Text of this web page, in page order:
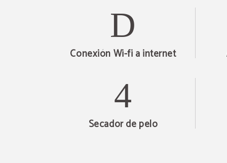
Conexión Wi-fi a internet
Secador de pelo